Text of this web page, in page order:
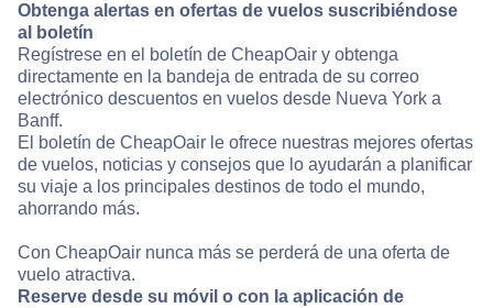
Obtenga alertas en ofertas de vuelos suscribiéndose
al boletín
Regístrese en el boletín de CheapOair y obtenga
directamente en la bandeja de entrada de su correo
electrónico descuentos en vuelos desde Nueva York a
Banff.
El boletín de CheapOair le ofrece nuestras mejores ofertas
de vuelos, noticias y consejos que lo ayudarán a planificar
su viaje a los principales destinos de todo el mundo,
ahorrando más.
Con CheapOair nunca más se perderá de una oferta de
vuelo atractiva.
Reserve desde su móvil o con la aplicación de